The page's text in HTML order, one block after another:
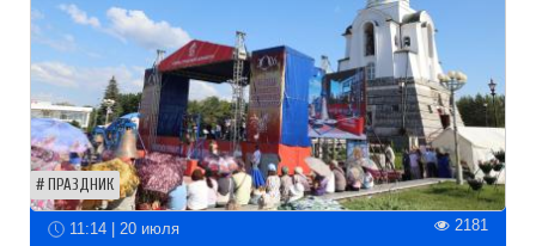
ПРАЗДНИК
11:14 | 20 июля 2181